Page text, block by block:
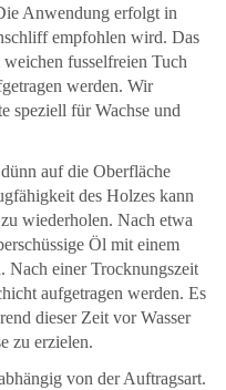
Anwendung erfolgt in
empfohlen wird. Das
fusselfreien Tuch
werden. Wir
speziell für Wachse und
auf die Oberfläche
des Holzes kann
wiederholen. Nach etwa
Öl mit einem
Nach einer Trocknungszeit
aufgetragen werden. Es
dieser Zeit vor Wasser
zu erzielen.
von der Auftragsart.